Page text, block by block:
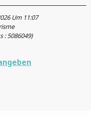
Um 11:07
:5086049)